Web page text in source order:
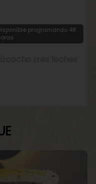
programando 48